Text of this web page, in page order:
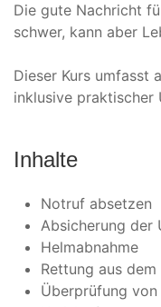
Die gute Nachricht
schwer, kann aber
Dieser Kurs umfasst
inklusive praktischer
Inhalte
Notruf absetzen
Absicherung der
Helmabnahme
Rettung aus
Überprüfung von